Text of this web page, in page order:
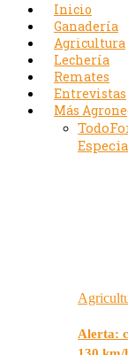
Inicio
Ganadería
Agricultura
Lechería
Remates
Entrevistas
Más
Todo
Alerta: